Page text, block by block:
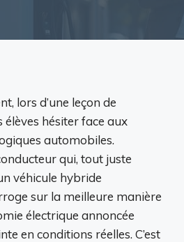
lors d’une leçon de
élèves hésiter face aux
automobiles.
qui, tout juste
véhicule hybride
sur la meilleure manière
électrique annoncée
en conditions réelles. C’est